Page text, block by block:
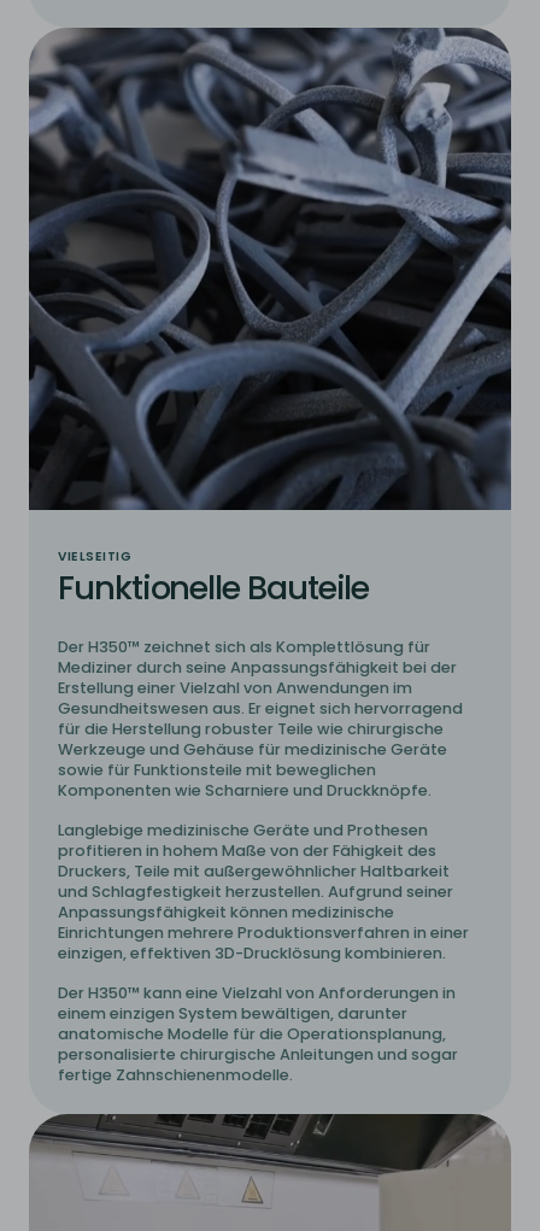
VIELSEITIG
Funktionelle Bauteile
Der H350™ zeichnet sich als Komplettlösung für
Mediziner durch seine Anpassungsfähigkeit bei der
Erstellung einer Vielzahl von Anwendungen im
Gesundheitswesen aus. Er eignet sich hervorragend
für die Herstellung robuster Teile wie chirurgische
Werkzeuge und Gehäuse für medizinische Geräte
sowie für Funktionsteile mit beweglichen
Komponenten wie Scharniere und Druckknöpfe.
Langlebige medizinische Geräte und Prothesen
profitieren in hohem Maße von der Fähigkeit des
Druckers, Teile mit außergewöhnlicher Haltbarkeit
und Schlagfestigkeit herzustellen. Aufgrund seiner
Anpassungsfähigkeit können medizinische
Einrichtungen mehrere Produktionsverfahren in einer
einzigen, effektiven 3D-Drucklösung kombinieren.
Der H350™ kann eine Vielzahl von Anforderungen in
einem einzigen System bewältigen, darunter
anatomische Modelle für die Operationsplanung,
personalisierte chirurgische Anleitungen und sogar
fertige Zahnschienenmodelle.